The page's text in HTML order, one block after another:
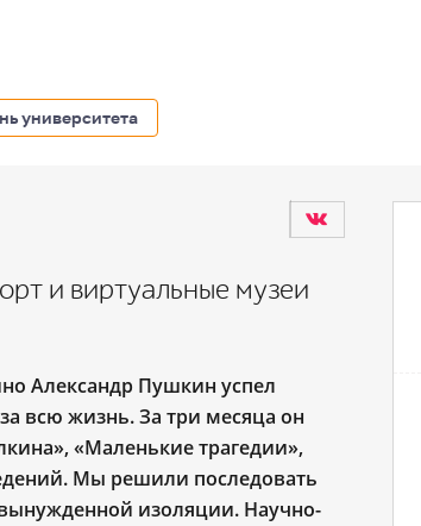
университета
и виртуальные музеи
Александр Пушкин успел
всю жизнь. За три месяца он
«Маленькие трагедии»,
Мы решили последовать
изоляции. Научно-